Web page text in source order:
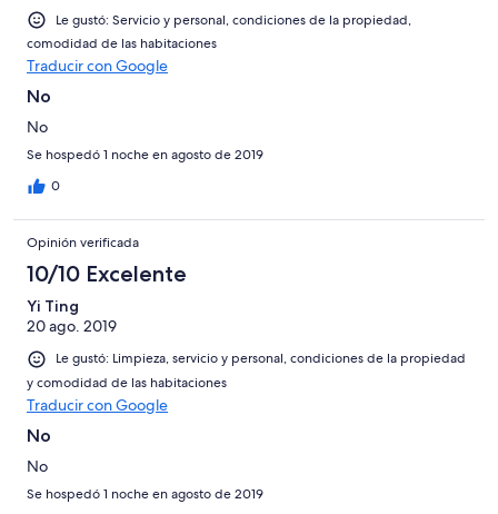
Le gustó: Servicio y personal, condiciones de la propiedad,
comodidad de las habitaciones
Traducir con Google
No
No
Se hospedó 1 noche en agosto de 2019
0
Opinión verificada
10/10 Excelente
Yi Ting
20 ago. 2019
Le gustó: Limpieza, servicio y personal, condiciones de la propiedad
y comodidad de las habitaciones
Traducir con Google
No
No
Se hospedó 1 noche en agosto de 2019